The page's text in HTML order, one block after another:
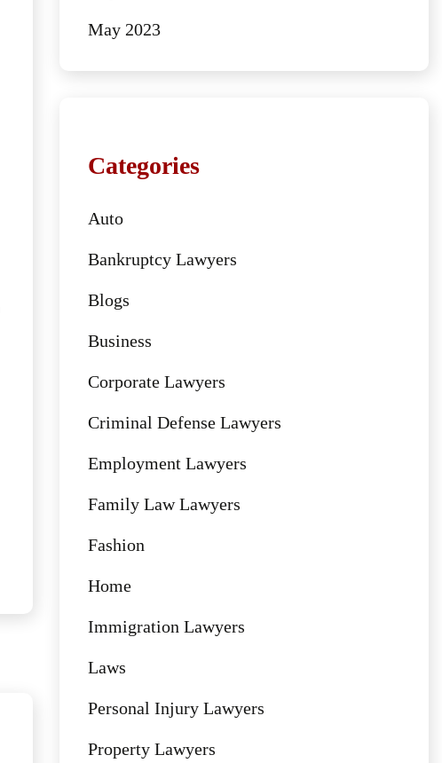
May 2023
Categories
Auto
Bankruptcy Lawyers
Blogs
Business
Corporate Lawyers
Criminal Defense Lawyers
Employment Lawyers
Family Law Lawyers
Fashion
Home
Immigration Lawyers
Laws
Personal Injury Lawyers
Property Lawyers